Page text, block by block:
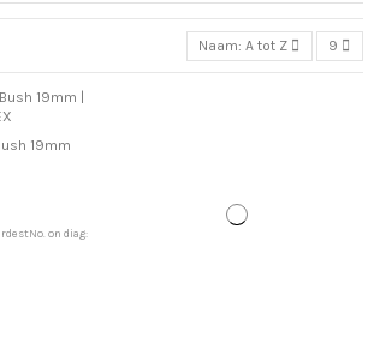
Naam: A tot Z 9
19mm
on diag: